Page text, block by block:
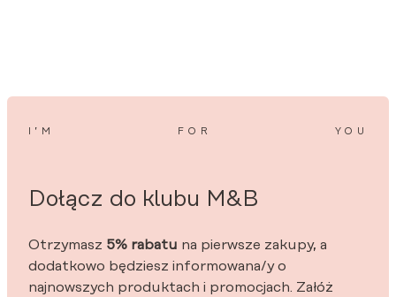
I’M FOR YOU
Dołącz do klubu M&B
Otrzymasz 5% rabatu na pierwsze zakupy, a
dodatkowo będziesz informowana/y o
najnowszych produktach i promocjach. Załóż